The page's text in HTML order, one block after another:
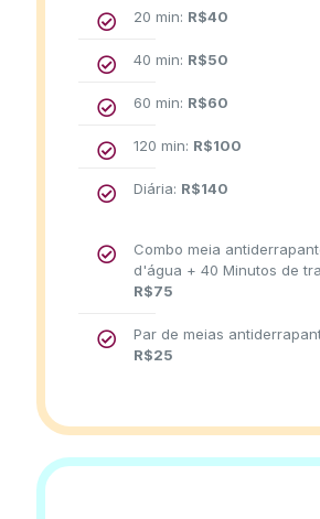
20 min: R$40
40 min: R$50
60 min: R$60
120 min: R$100
Diária: R$140
Combo meia
d'água + 40 Minutos de
R$75
Par de meias
R$25